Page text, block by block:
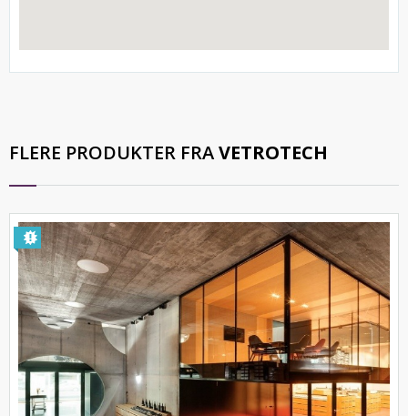
FLERE PRODUKTER FRAVETROTECH